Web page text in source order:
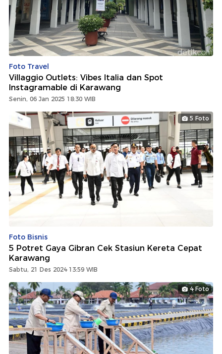
Foto Travel
Villaggio Outlets: Vibes Italia dan Spot
Instagramable di Karawang
Senin, 06 Jan 2025 18:30 WIB
5 Foto
Foto Bisnis
5 Potret Gaya Gibran Cek Stasiun Kereta Cepat
Karawang
Sabtu, 21 Des 2024 13:59 WIB
4 Foto